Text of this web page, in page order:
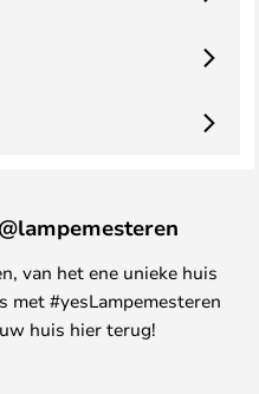
van het ene unieke huis
met #yesLampemesteren
huis hier terug!